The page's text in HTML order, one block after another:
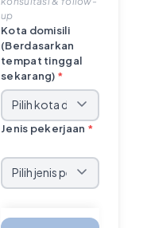
up
Kota domisili
(Berdasarkan
tempat tinggal
sekarang) *
Jenis pekerjaan *